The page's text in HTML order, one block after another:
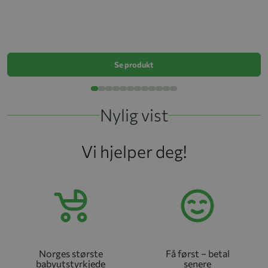
Se produkt
Nylig vist
Vi hjelper deg!
Norges største
babyutstyrkjede
Få først – betal
senere